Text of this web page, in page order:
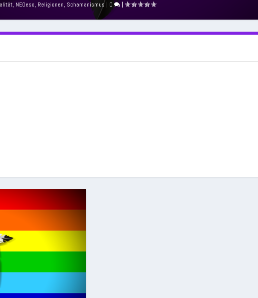
, NEOeso, Religionen, Schamanismus | 0 |